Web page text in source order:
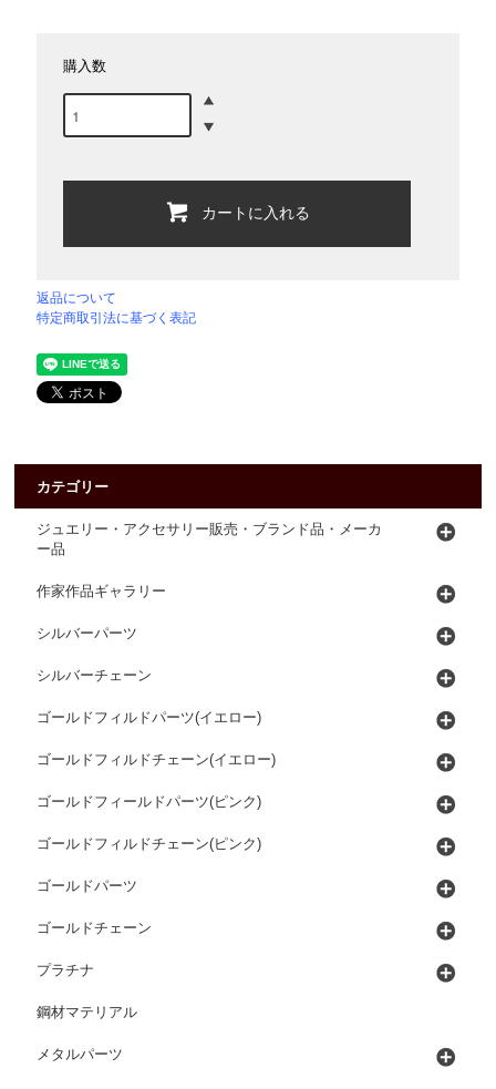
購入数
カートに入れる
返品について
特定商取引法に基づく表記
カテゴリー
ジュエリー・アクセサリー販売・ブランド品・メーカ
ー品
作家作品ギャラリー
シルバーパーツ
シルバーチェーン
ゴールドフィルドパーツ(イエロー)
ゴールドフィルドチェーン(イエロー)
ゴールドフィールドパーツ(ピンク)
ゴールドフィルドチェーン(ピンク)
ゴールドパーツ
ゴールドチェーン
プラチナ
鋼材マテリアル
メタルパーツ